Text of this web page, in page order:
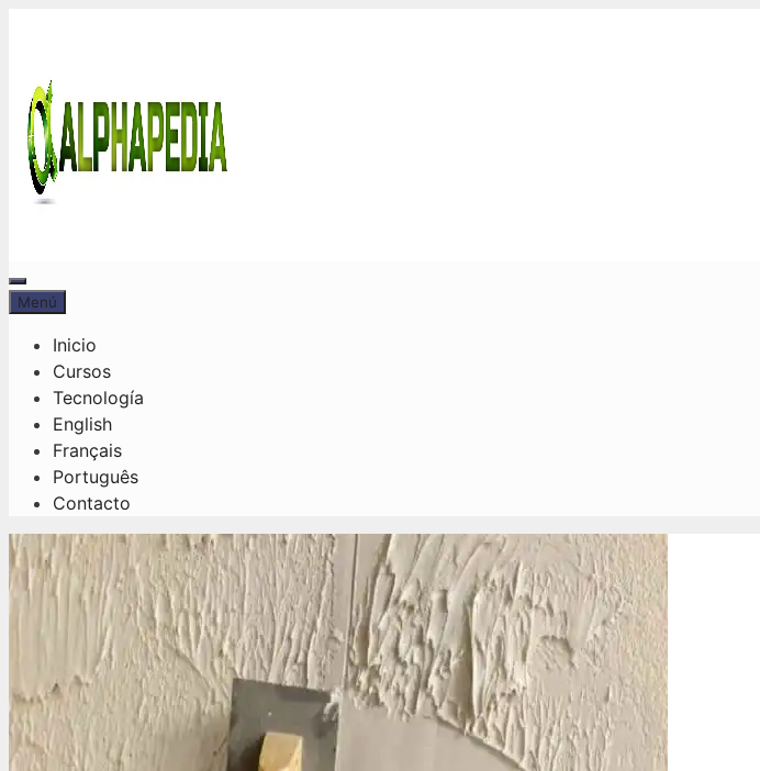
Menú
Menú
Inicio
Cursos
Tecnología
English
Français
Português
Contacto